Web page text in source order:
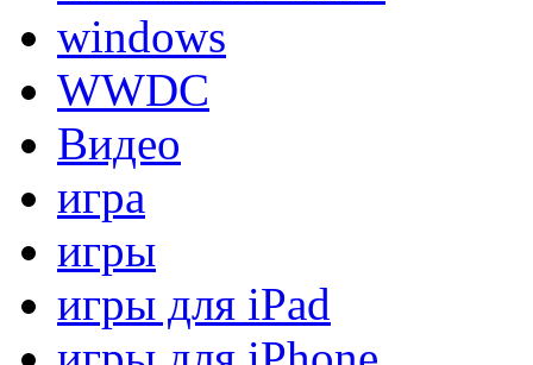
windows
WWDC
Видео
игра
игры
игры для iPad